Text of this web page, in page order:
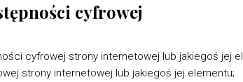
cyfrowej
cyfrowej strony internetowej lub jakiegoś jej
strony internetowej lub jakiegoś jej elementu;